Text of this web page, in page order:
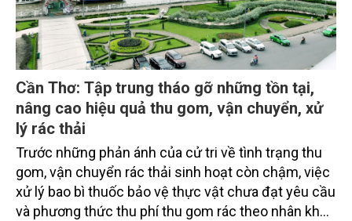
Cần Thơ: Tập trung tháo gỡ những tồn tại,
nâng cao hiệu quả thu gom, vận chuyển, xử
lý rác thải
Trước những phản ánh của cử tri về tình trạng thu
gom, vận chuyển rác thải sinh hoạt còn chậm, việc
xử lý bao bì thuốc bảo vệ thực vật chưa đạt yêu cầu
và phương thức thu phí thu gom rác theo nhân khẩu